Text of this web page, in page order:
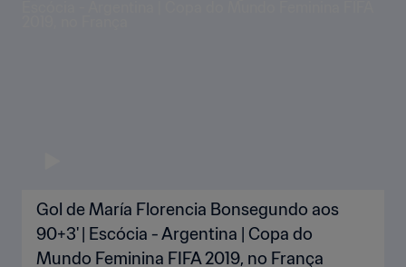
Gol de María Florencia Bonsegundo aos
90+3' | Escócia - Argentina | Copa do
Mundo Feminina FIFA 2019, no França